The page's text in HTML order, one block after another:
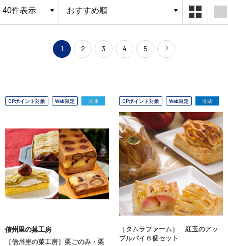
1 2 3 4 5
OPポイント対象 Web限定 冷凍
信州里の菓工房
［信州里の菓工房］栗ごのみ・栗
OPポイント対象 Web限定 冷蔵
［タムラファーム］ 紅玉のアッ
プルパイ６個セット